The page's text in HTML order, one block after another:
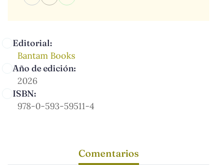
Editorial:
Bantam Books
Año de edición:
2026
ISBN:
978-0-593-59511-4
Comentarios